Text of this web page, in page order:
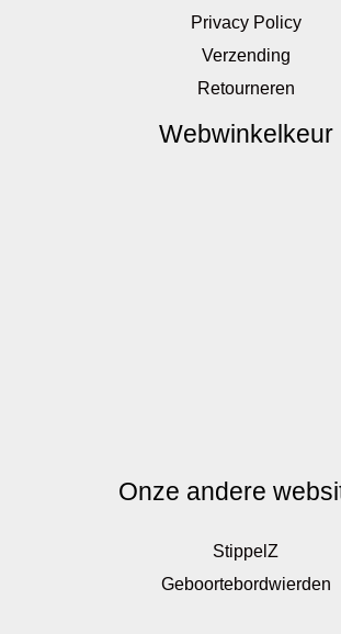
Privacy Policy
Verzending
Retourneren
Webwinkelkeur
Onze andere
StippelZ
Geboortebordwierden